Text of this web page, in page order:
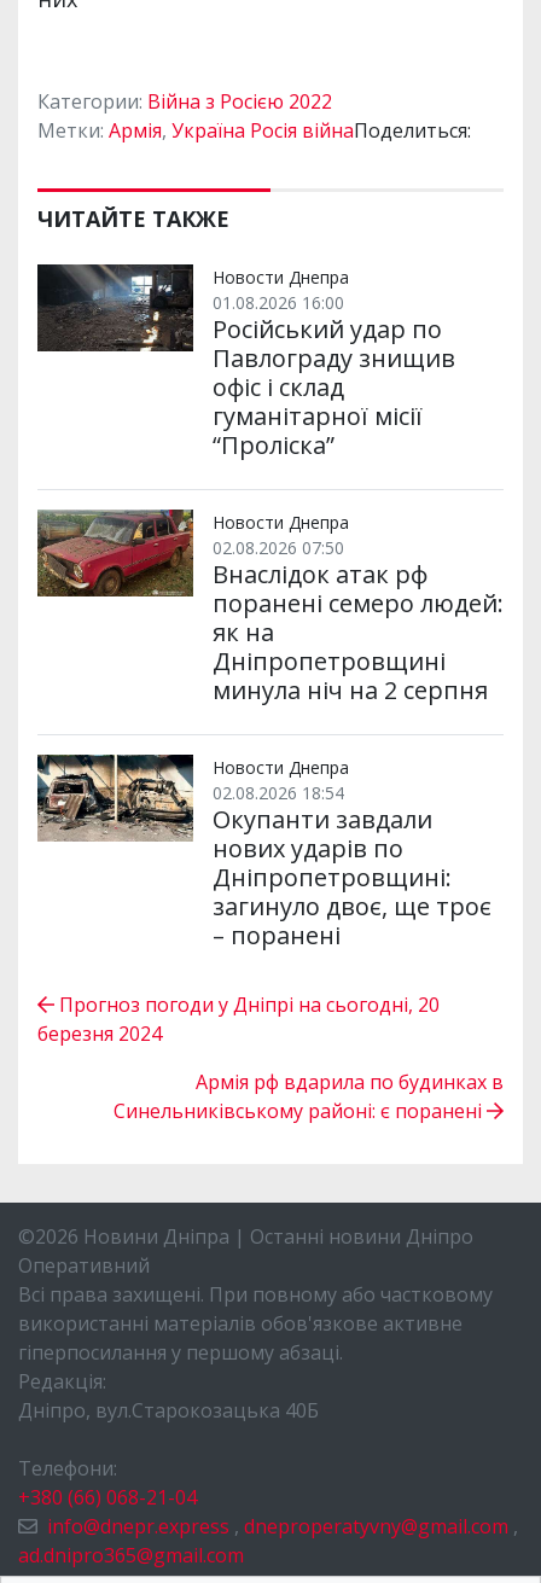
Категории: Війна з Росією 2022
Метки: Армія, Україна Росія війнаПоделиться:
ЧИТАЙТЕ ТАКЖЕ
Новости Днепра
01.08.2026 16:00
Російський удар по
Павлограду знищив
офіс і склад
гуманітарної місії
“Проліска”
Новости Днепра
02.08.2026 07:50
Внаслідок атак рф
поранені семеро людей:
як на
Дніпропетровщині
минула ніч на 2 серпня
Новости Днепра
02.08.2026 18:54
Окупанти завдали
нових ударів по
Дніпропетровщині:
загинуло двоє, ще троє
– поранені
Прогноз погоди у Дніпрі на сьогодні, 20
березня 2024
Армія рф вдарила по будинках в
Синельниківському районі: є поранені
©2026 Новини Дніпра | Останні новини Дніпро
Оперативний
Всі права захищені. При повному або частковому
використанні матеріалів обов'язкове активне
гіперпосилання у першому абзаці.
Редакція:
Дніпро, вул.Старокозацька 40Б
Телефони:
+380 (66) 068-21-04
info@dnepr.express , dneproperatyvny@gmail.com ,
ad.dnipro365@gmail.com